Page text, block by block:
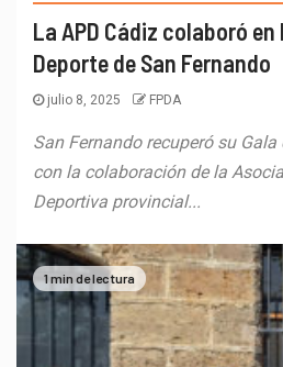
La APD Cádiz colaboró en
Deporte de San Fernando
julio 8, 2025 FPDA
San Fernando recuperó su
con la colaboración de la
Deportiva provincial...
1 min de lectura